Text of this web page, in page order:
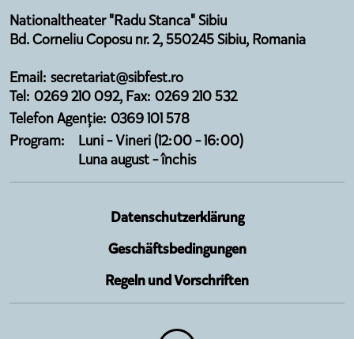
Nationaltheater "Radu Stanca" Sibiu
Bd. Corneliu Coposu nr. 2, 550245 Sibiu, Romania
Email: secretariat@sibfest.ro
Tel: 0269 210 092, Fax: 0269 210 532
Telefon Agenție: 0369 101 578
Program:
Luni - Vineri (12:00 - 16:00)
Luna august - închis
Datenschutzerklärung
Geschäftsbedingungen
Regeln und Vorschriften